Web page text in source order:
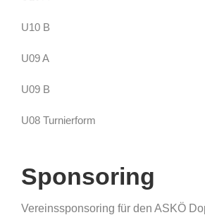
Sponsoring
Vereinssponsoring für den ASKÖ
U10 B
U09 A
U09 B
U08 Turnierform